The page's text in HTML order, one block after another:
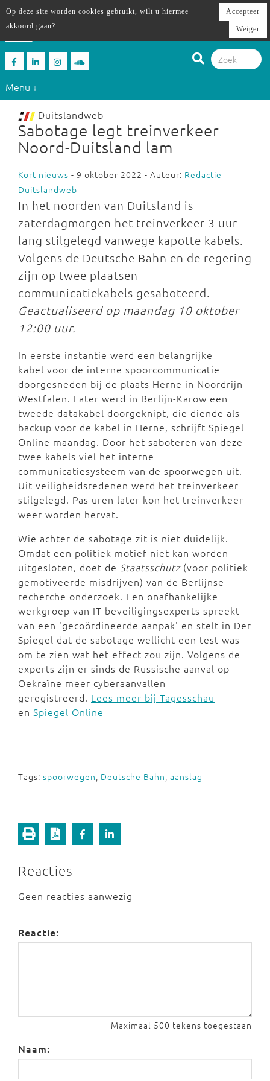
Menu ↓
Duitslandweb
Sabotage legt treinverkeer
Noord-Duitsland lam
Kort nieuws - 9 oktober 2022 - Auteur: Redactie
Duitslandweb
In het noorden van Duitsland is
zaterdagmorgen het treinverkeer 3 uur
lang stilgelegd vanwege kapotte kabels.
Volgens de Deutsche Bahn en de regering
zijn op twee plaatsen
communicatiekabels gesaboteerd.
Geactualiseerd op maandag 10 oktober
12:00 uur.
In eerste instantie werd een belangrijke
kabel voor de interne spoorcommunicatie
doorgesneden bij de plaats Herne in Noordrijn-
Westfalen. Later werd in Berlijn-Karow een
tweede datakabel doorgeknipt, die diende als
backup voor de kabel in Herne, schrijft Spiegel
Online maandag. Door het saboteren van deze
twee kabels viel het interne
communicatiesysteem van de spoorwegen uit.
Uit veiligheidsredenen werd het treinverkeer
stilgelegd. Pas uren later kon het treinverkeer
weer worden hervat.
Wie achter de sabotage zit is niet duidelijk.
Omdat een politiek motief niet kan worden
uitgesloten, doet de Staatsschutz(voor politiek
gemotiveerde misdrijven) van de Berlijnse
recherche onderzoek. Een onafhankelijke
werkgroep van IT-beveiligingsexperts spreekt
van een 'gecoördineerde aanpak' en stelt in Der
Spiegel dat de sabotage wellicht een test was
om te zien wat het effect zou zijn. Volgens de
experts zijn er sinds de Russische aanval op
Oekraïne meer cyberaanvallen
geregistreerd. Lees meer bij Tagesschau
en Spiegel Online
Tags: spoorwegen, Deutsche Bahn, aanslag
Reacties
Geen reacties aanwezig
Reactie:
Maximaal 500 tekens toegestaan
Naam:
Op deze site worden cookies gebruikt, wilt u hiermee
akkoord gaan?
Accepteer
Weiger